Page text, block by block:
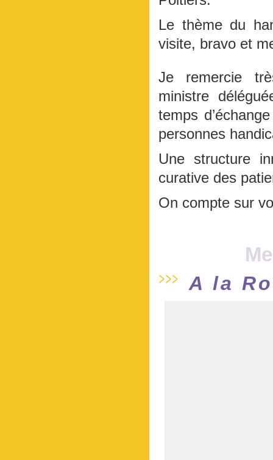
Le thème du
visite, bravo et
Je remercie
ministre
temps
personnes
Une structure
curative des
On compte sur
A la